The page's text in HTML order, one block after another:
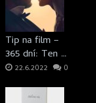
Tip na film –
365 dní: Ten …
22.6.2022 0